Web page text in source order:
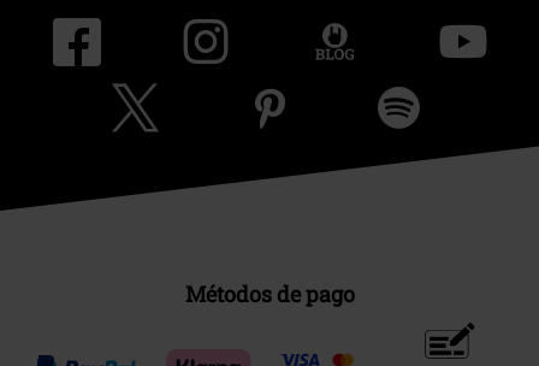
Métodos de pago